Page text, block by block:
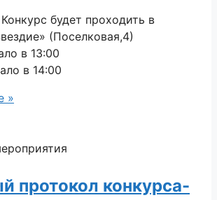
будет проходить в
(Поселковая,4)
в 13:00
в 14:00
»
протокол конкурса-